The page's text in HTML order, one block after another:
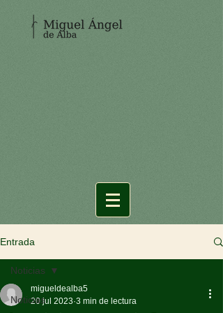
Entrada
Noticias
Noticias
migueldealba5
20 jul 2023 3 min de lectura